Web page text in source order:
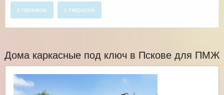
с гаражом с террасой
Дома каркасные под ключ в Пскове для ПМЖ